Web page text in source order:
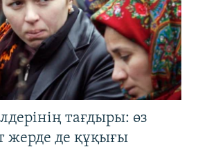
тағдыры: өз
жерде де құқығы